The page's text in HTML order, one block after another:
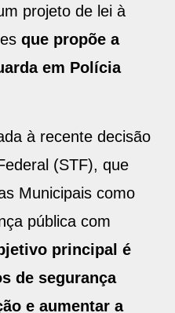
projeto de lei à
que propõe a
em Polícia
à recente decisão
(STF), que
Municipais como
pública com
principal é
de segurança
e aumentar a